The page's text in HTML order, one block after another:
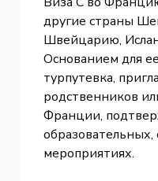
другие страны
Швейцарию,
Основанием для
турпутевка,
родственников
Франции,
мероприятиях.